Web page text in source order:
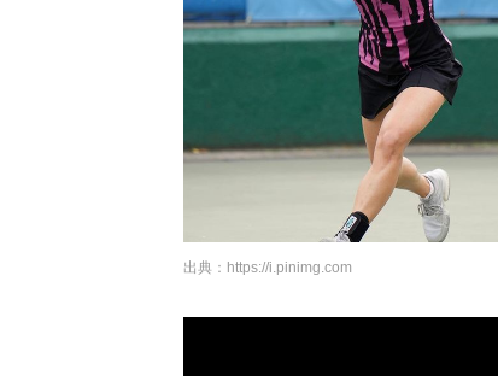
出典： https://i.pinimg.com